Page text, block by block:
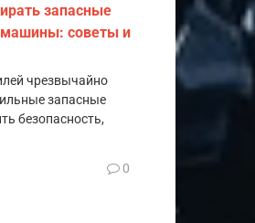
запасные
машины: советы и
чрезвычайно
запасные
безопасность,
0